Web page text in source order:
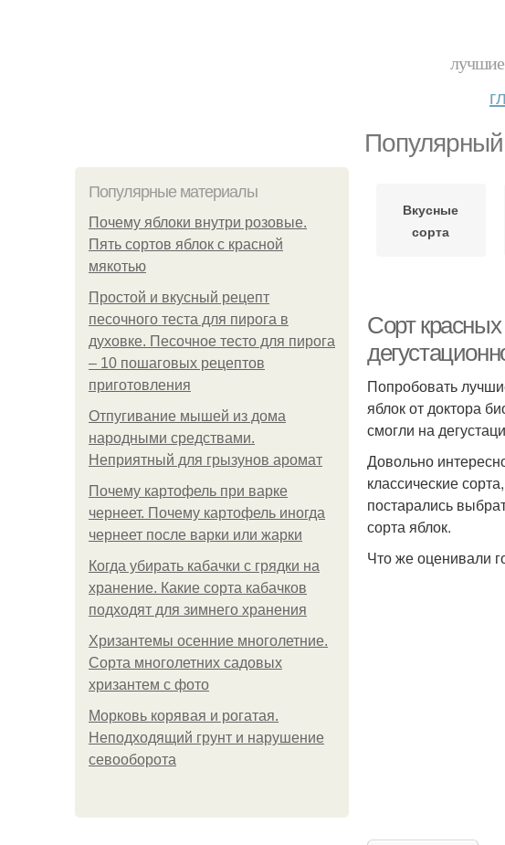
лучшие
Популярные материалы
Почему яблоки внутри розовые.
Пять сортов яблок с красной
мякотью
Простой и вкусный рецепт
песочного теста для пирога в
духовке. Песочное тесто для пирога
– 10 пошаговых рецептов
приготовления
Отпугивание мышей из дома
народными средствами.
Неприятный для грызунов аромат
Почему картофель при варке
чернеет. Почему картофель иногда
чернеет после варки или жарки
Когда убирать кабачки с грядки на
хранение. Какие сорта кабачков
подходят для зимнего хранения
Хризантемы осенние многолетние.
Сорта многолетних садовых
хризантем с фото
Морковь корявая и рогатая.
Неподходящий грунт и нарушение
севооборота
Вкусные
сорта
Сорт
Попробовать
яблок от доктора
смогли на
Довольно
классические
постарались
сорта яблок.
Что же оценивали